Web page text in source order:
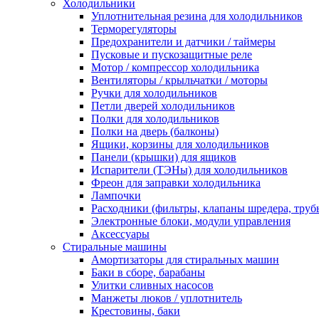
Холодильники
Уплотнительная резина для холодильников
Терморегуляторы
Предохранители и датчики / таймеры
Пусковые и пускозащитные реле
Мотор / компрессор холодильника
Вентиляторы / крыльчатки / моторы
Ручки для холодильников
Петли дверей холодильников
Полки для холодильников
Полки на дверь (балконы)
Ящики, корзины для холодильников
Панели (крышки) для ящиков
Испарители (ТЭНы) для холодильников
Фреон для заправки холодильника
Лампочки
Расходники (фильтры, клапаны шредера,
Электронные блоки, модули управления
Аксессуары
Стиральные машины
Амортизаторы для стиральных машин
Баки в сборе, барабаны
Улитки сливных насосов
Манжеты люков / уплотнитель
Крестовины, баки